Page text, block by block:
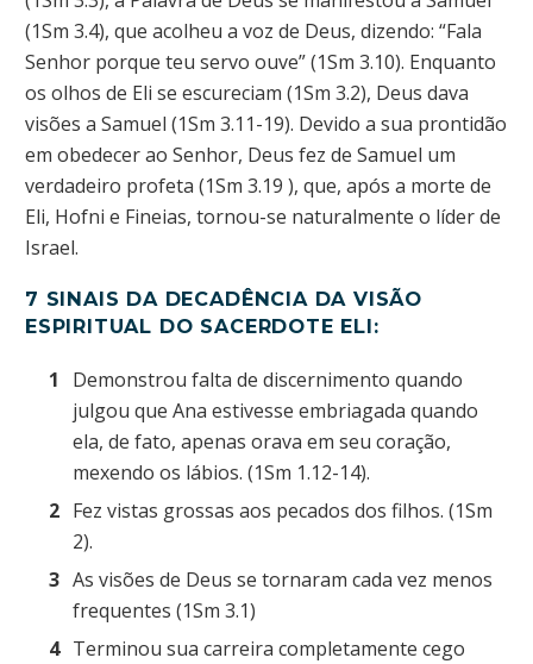
(1Sm 3.4), que acolheu a voz de Deus, dizendo: “Fala
Senhor porque teu servo ouve” (1Sm 3.10). Enquanto
os olhos de Eli se escureciam (1Sm 3.2), Deus dava
visões a Samuel (1Sm 3.11-19). Devido a sua prontidão
em obedecer ao Senhor, Deus fez de Samuel um
verdadeiro profeta (1Sm 3.19 ), que, após a morte de
Eli, Hofni e Fineias, tornou-se naturalmente o líder de
Israel.
7 SINAIS DA DECADÊNCIA DA VISÃO
ESPIRITUAL DO SACERDOTE ELI:
Demonstrou falta de discernimento quando
julgou que Ana estivesse embriagada quando
ela, de fato, apenas orava em seu coração,
mexendo os lábios. (1Sm 1.12-14).
Fez vistas grossas aos pecados dos filhos. (1Sm
2).
As visões de Deus se tornaram cada vez menos
frequentes (1Sm 3.1)
Terminou sua carreira completamente cego